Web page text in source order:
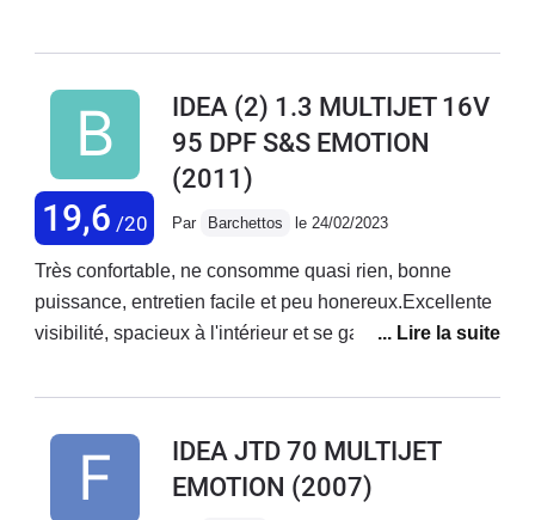
19,6 /20
IDEA (2) 1.3 MULTIJET 16V
95 DPF S&S EMOTION
(2011)
Par Barchettos le 24/02/2023
Très confortable, ne consomme quasi rien, bonne
puissance, entretien facile et peu honereux.Excellente
visibilité, spacieux à l'intérieur et se gare dans un
des voitures "modernes".Je m'en sers tous les jours et
aussi bien en ville que sur autoroute.
IDEA JTD 70 MULTIJET
EMOTION (2007)